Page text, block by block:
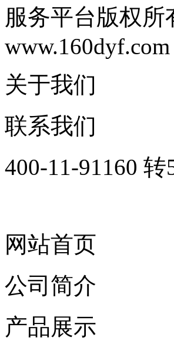
服务平台版权所
www.160dyf.com
关于我们
联系我们
400-11-91160 转
网站首页
公司简介
产品展示